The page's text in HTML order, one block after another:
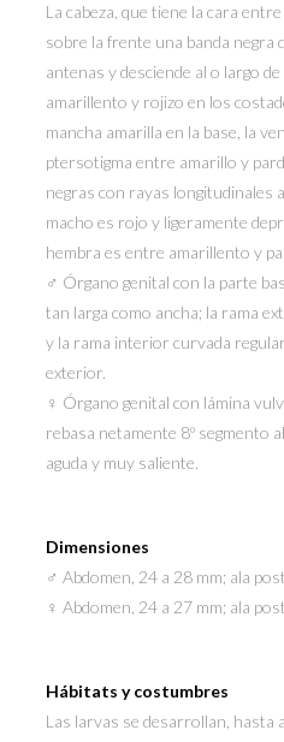
La cabeza, que tiene la cara
sobre la frente una banda negra
antenas y desciende al o largo
amarillento y rojizo en los
mancha amarilla en la base, la
ptersotigma entre amarillo y
negras con rayas longitudinales
macho es rojo y ligeramente
hembra es entre amarillento y
♂ Órgano genital con la parte
tan larga como ancha; la rama
y la rama interior curvada
exterior.
♀ Órgano genital con lámina
rebasa netamente 8º segmento
aguda y muy saliente.
Dimensiones
♂ Abdomen, 24 a 28 mm; ala
♀ Abdomen, 24 a 27 mm; ala
Hábitats y costumbres
Las larvas se desarrollan, hasta